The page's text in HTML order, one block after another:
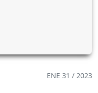
ENE 31 / 2023